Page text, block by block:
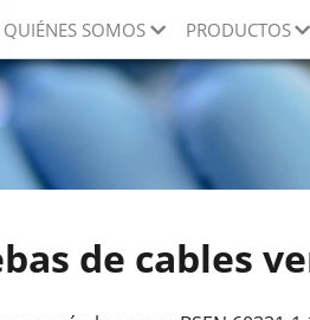
QUIÉNES SOMOS PRODUCTOS
de cables